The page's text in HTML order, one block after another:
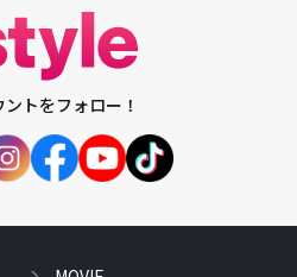
トをフォロー！